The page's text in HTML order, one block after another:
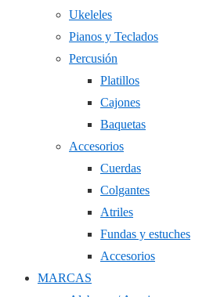
Ukeleles
Pianos y Teclados
Percusión
Platillos
Cajones
Baquetas
Accesorios
Cuerdas
Colgantes
Atriles
Fundas y estuches
Accesorios
MARCAS